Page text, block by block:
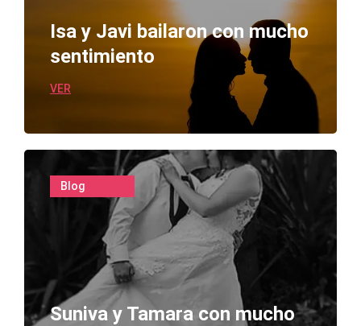
Isa y Javi bailaron con mucho
sentimiento
VER
Blog
Suniva y Tamara con mucho